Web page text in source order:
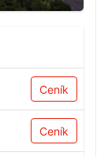
Ceník
Ceník